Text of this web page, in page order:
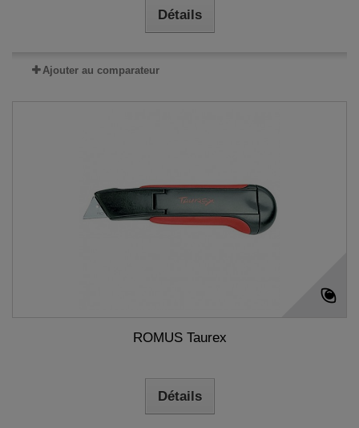
Détails
Ajouter au comparateur
ROMUS Taurex
Détails